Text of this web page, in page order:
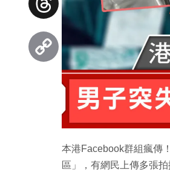
本港Facebook群組瘋傳
區」，有網民上傳多張
Threads
Copy